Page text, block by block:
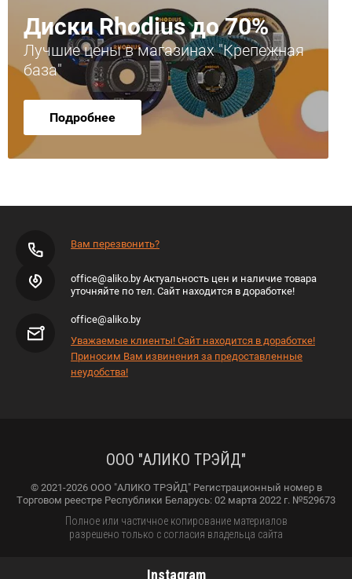
Диски Rhodius до 70%
Лучшие цены в магазинах "Крепежная
база"
Подробнее
Вам перезвонить?
office@aliko.by Актуальность цен и наличие товара
уточняйте по тел. Сайт находится в доработке!
office@aliko.by
Уважаемые клиенты! Сайт находится в доработке!
Приносим Вам извинения за предоставленные
неудобства!
ООО "АЛИКО ТРЭЙД"
© 2021-2026 ООО "АЛИКО ТРЭЙД" Регистрационный номер в
Торговом реестре Республики Беларусь: 02 марта 2022 г. №529673
Полное или частичное копирование материалов
разрешено только с согласия владельца сайта
Instagram